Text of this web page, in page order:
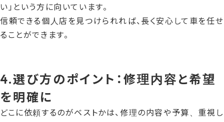
い」という方に向いています。
信頼できる個人店を見つけられれば、長く安心して車を任せ
ることができます。
4.選び方のポイント：修理内容と希望
を明確に
どこに依頼するのがベストかは、修理の内容や予算、重視し